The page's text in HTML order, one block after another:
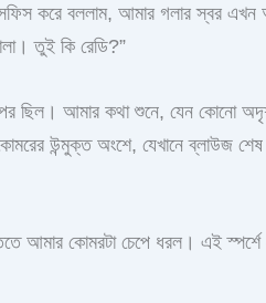
করে বললাম, আমার গলার স্বর
তুই কি রেডি?”
ছিল। আমার কথা শুনে, যেন কোনো
উন্মুক্ত অংশে, যেখানে ব্লাউজ
আমার কোমরটা চেপে ধরল। এই